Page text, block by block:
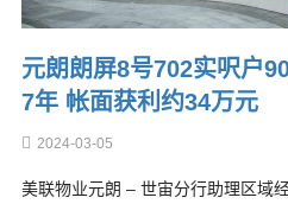
元朗朗屏8号702实呎户
7年 帐面获利约34万元
2024-03-05
美联物业元朗 – 世宙分行助理区域